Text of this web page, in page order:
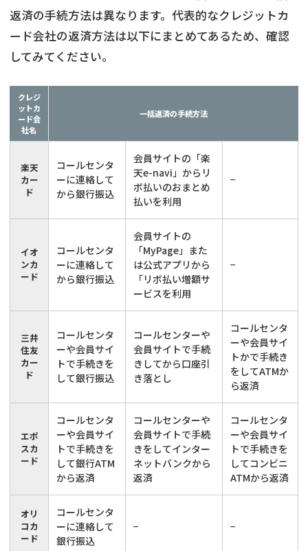
返済の手続方法は異なります。代表的なクレジットカ
ード会社の返済方法は以下にまとめてあるため、確認
してみてください。
クレジ
ットカ
ード会
社名
一括返済の手続方法
楽天
カー
ド
コールセンタ
ーに連絡して
から銀行振込
会員サイトの「楽
天e-navi」からリ
ボ払いのおまとめ
払いを利用
−
イオ
ンカ
ード
コールセンタ
ーに連絡して
から銀行振込
会員サイトの
「MyPage」また
は公式アプリから
「リボ払い増額サ
ービスを利用
−
三井
住友
カー
ド
コールセンタ
ーや会員サイ
トで手続きを
して銀行振込
コールセンターや
会員サイトで手続
きしてから口座引
き落とし
コールセンタ
ーや会員サイ
トかで手続き
をしてATMか
ら返済
エポ
スカ
ード
コールセンタ
ーや会員サイ
トで手続きを
して銀行ATM
から返済
コールセンターや
会員サイトで手続
きをしてインター
ネットバンクから
返済
コールセンタ
ーや会員サイ
トで手続きを
してコンビニ
ATMから返済
オリ
コカ
ード
コールセンタ
ーに連絡して
銀行振込
− −